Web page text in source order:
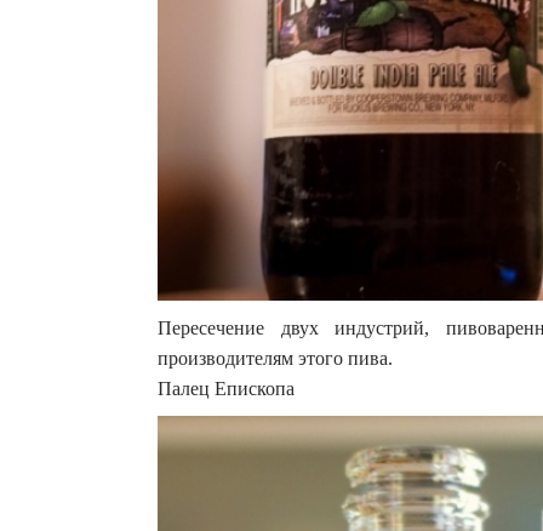
Пересечение двух индустрий,
производителям этого пива.
Палец Епископа